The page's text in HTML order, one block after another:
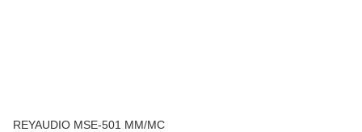
REYAUDIO MSE-501 MM/MC